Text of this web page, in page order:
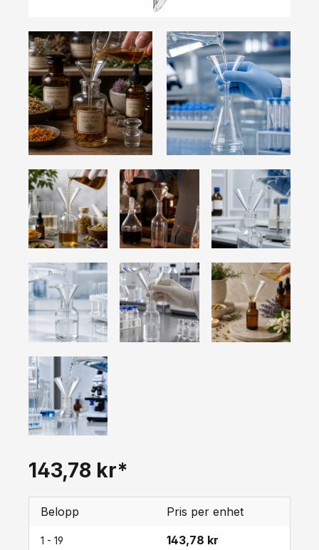
143,78 kr*
Belopp Pris per enhet
1 - 19 143,78 kr